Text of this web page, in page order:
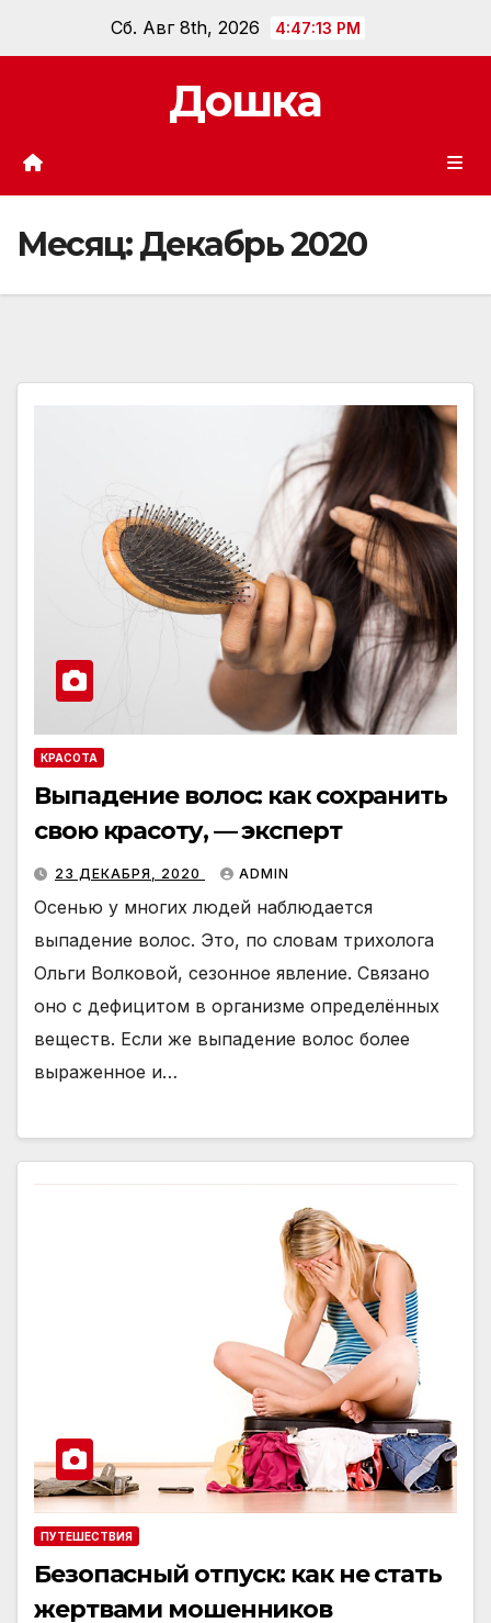
Сб. Авг 8th, 2026 4:47:14 PM
Дошка
Месяц:Декабрь 2020
КРАСОТА
Выпадение волос: как сохранить
свою красоту, — эксперт
23 ДЕКАБРЯ, 2020 ADMIN
Осенью у многих людей наблюдается
выпадение волос. Это, по словам трихолога
Ольги Волковой, сезонное явление. Связано
оно с дефицитом в организме определённых
веществ. Если же выпадение волос более
выраженное и…
ПУТЕШЕСТВИЯ
Безопасный отпуск: как не стать
жертвами мошенников